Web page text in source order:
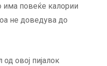
има повеќе калории
не доведува до
овој пијалок